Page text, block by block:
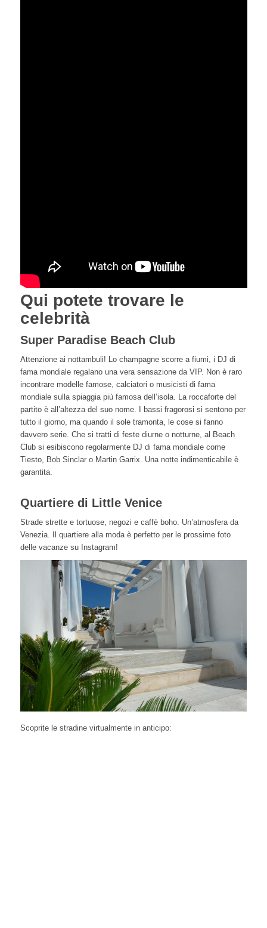
Qui potete trovare le
celebrità
Super Paradise Beach Club
Attenzione ai nottambuli! Lo champagne scorre a fiumi, i DJ di
fama mondiale regalano una vera sensazione da VIP. Non è raro
incontrare modelle famose, calciatori o musicisti di fama
mondiale sulla spiaggia più famosa dell’isola. La roccaforte del
partito è all’altezza del suo nome. I bassi fragorosi si sentono per
tutto il giorno, ma quando il sole tramonta, le cose si fanno
davvero serie. Che si tratti di feste diurne o notturne, al Beach
Club si esibiscono regolarmente DJ di fama mondiale come
Tiesto, Bob Sinclar o Martin Garrix. Una notte indimenticabile è
garantita.
Quartiere di Little Venice
Strade strette e tortuose, negozi e caffè boho. Un’atmosfera da
Venezia. Il quartiere alla moda è perfetto per le prossime foto
delle vacanze su Instagram!
Scoprite le stradine virtualmente in anticipo: